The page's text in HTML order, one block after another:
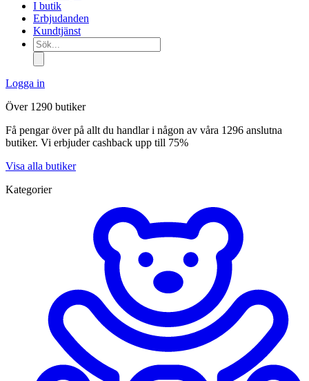
I butik
Erbjudanden
Kundtjänst
Sök...
Logga in
Över 1290 butiker
Få pengar över på allt du handlar i någon av våra 1296 anslutna
butiker. Vi erbjuder cashback upp till 75%
Visa alla butiker
Kategorier